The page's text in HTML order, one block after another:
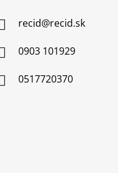
recid@recid.sk
0903 101929
0517720370